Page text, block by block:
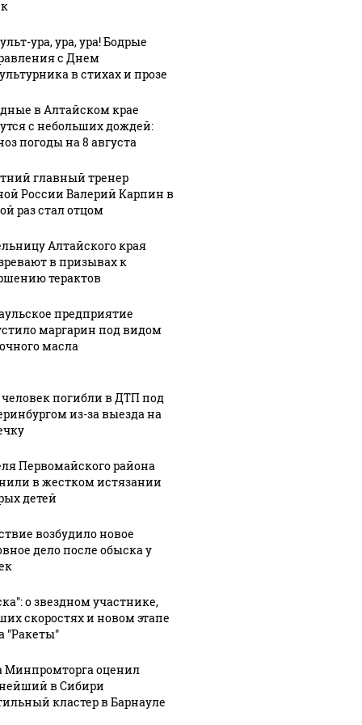
событий не
всем нам?
продукта: что купить?
ура, ура, ура! Бодрые
с Днем
в стихах и прозе
в Алтайском крае
с небольших дождей:
погоды на 8 августа
главный тренер
России Валерий Карпин в
раз стал отцом
Алтайского края
в призывах к
терактов
предприятие
маргарин под видом
масла
погибли в ДТП под
из-за выезда на
Первомайского района
в жестком истязании
детей
возбудило новое
дело после обыска у
о звездном участнике,
скоростях и новом этапе
"Ракеты"
Минпромторга оценил
в Сибири
кластер в Барнауле